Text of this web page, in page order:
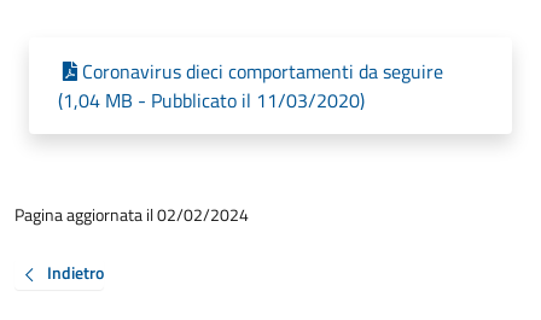
Coronavirus dieci comportamenti da seguire
(1,04 MB - Pubblicato il 11/03/2020)
Pagina aggiornata il 02/02/2024
Indietro